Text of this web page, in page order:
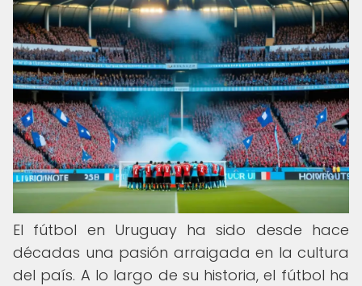
El fútbol en Uruguay ha sido desde hace
décadas una pasión arraigada en la cultura
del país. A lo largo de su historia, el fútbol ha